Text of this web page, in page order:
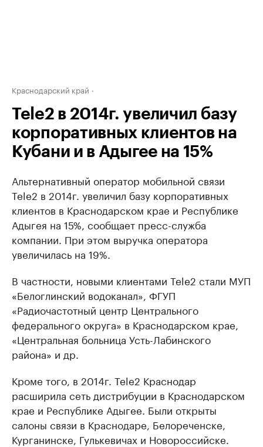
Краснодарский край
Tele2 в 2014г. увеличил базу
корпоративных клиентов на
Кубани и в Адыгее на 15%
Альтернативный оператор мобильной связи
Tele2 в 2014г. увеличил базу корпоративных
клиентов в Краснодарском крае и Республике
Адыгея на 15%, сообщает пресс-служба
компании. При этом выручка оператора
увеличилась на 19%.
В частности, новыми клиентами Tele2 стали МУП
«Белоглинский водоканал», ФГУП
«Радиочастотный центр Центрального
федерального округа» в Краснодарском крае,
«Центральная больница Усть-Лабинского
района» и др.
Кроме того, в 2014г. Tele2 Краснодар
расширила сеть дистрибуции в Краснодарском
крае и Республике Адыгее. Были открыты
салоны связи в Краснодаре, Белореченске,
Курганинске, Гулькевичах и Новороссийске.